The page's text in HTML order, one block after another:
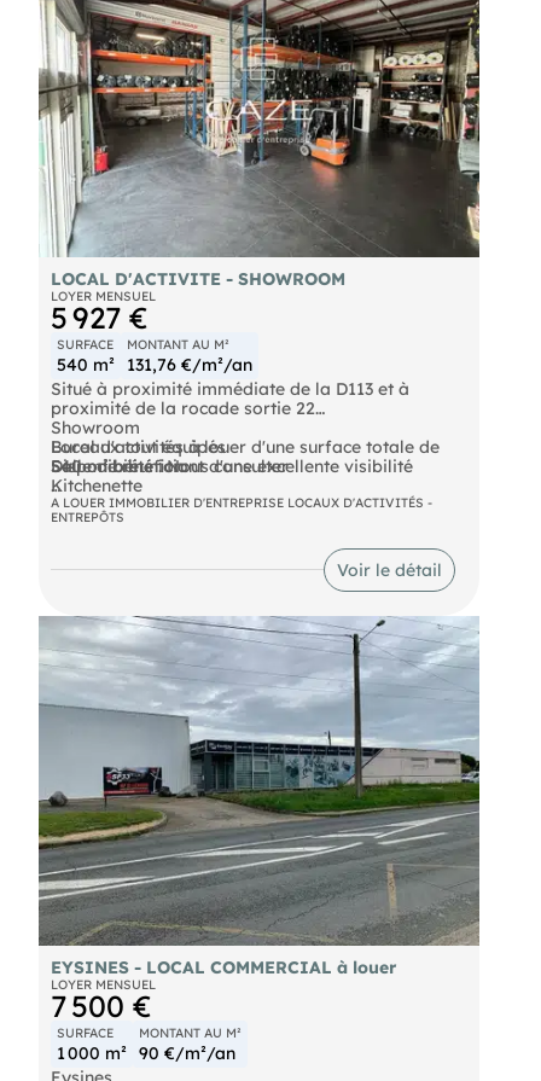
LOCAL D'ACTIVITE - SHOWROOM
LOYER MENSUEL
5 927 €
SURFACE
540 m²
MONTANT AU M²
131,76 €/m²/an
Situé à proximité immédiate de la D113 et à
proximité de la rocade sortie 22
Local d'activités à louer d'une surface totale de
540 m² bénéficiant d'une excellente visibilité
Prestations :
Showroom
Bureaux tout équipés
Salle de réunion
Kitchenette
Fibre
Triphasé
Disponibilité : Nous consulter
Contactez-nous pour plus d'informations !
Les informations sur les risques auxquels ce bien
est exposé sont disponibles sur le site Géorisques :
A LOUER IMMOBILIER D'ENTREPRISE LOCAUX D'ACTIVITÉS -
ENTREPÔTS
Voir le détail
EYSINES - LOCAL COMMERCIAL à louer
LOYER MENSUEL
7 500 €
SURFACE
1 000 m²
MONTANT AU M²
90 €/m²/an